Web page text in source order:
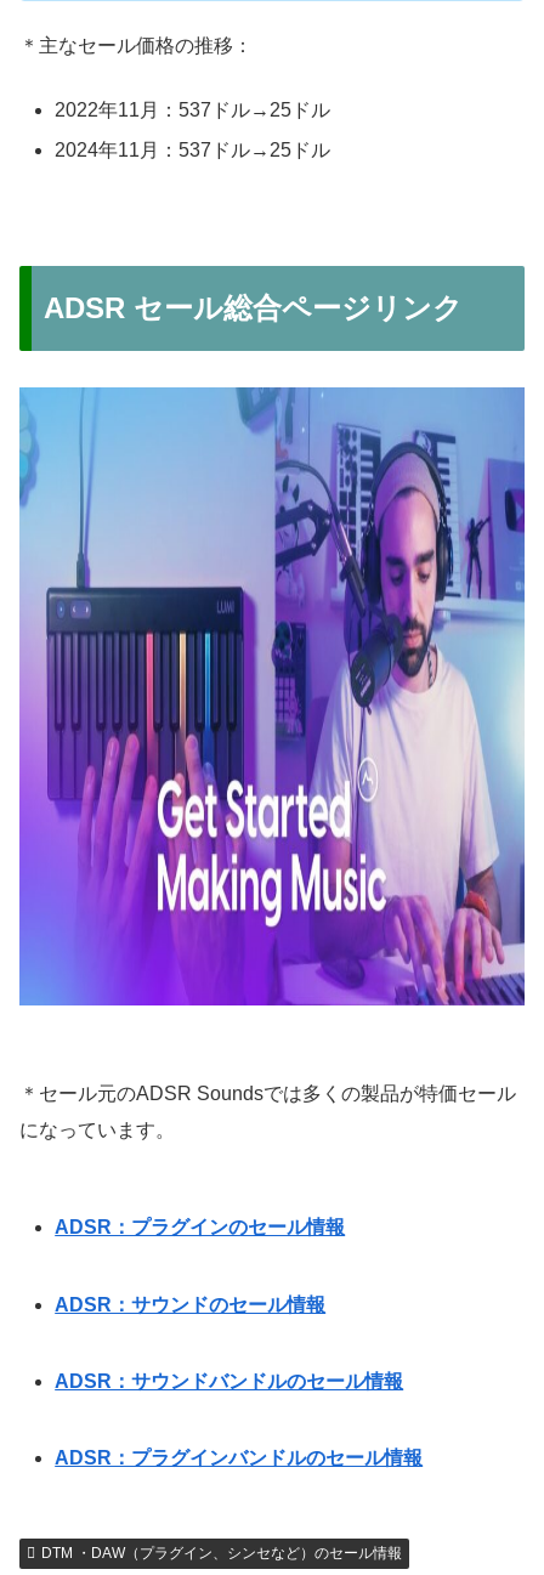
＊主なセール価格の推移：
2022年11月：537ドル→25ドル
2024年11月：537ドル→25ドル
ADSR セール総合ページリンク
＊セール元のADSR Soundsでは多くの製品が特価セール
になっています。
ADSR：プラグインのセール情報
ADSR：サウンドのセール情報
ADSR：サウンドバンドルのセール情報
ADSR：プラグインバンドルのセール情報
DTM ・DAW（プラグイン、シンセなど）のセール情報